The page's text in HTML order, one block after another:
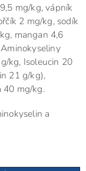
mg/kg, vápník
2 mg/kg, sodík
mangan 4,6
kg, Isoleucin 20
21 g/kg),
40 mg/kg.
a